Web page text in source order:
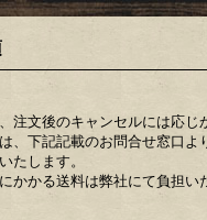
注文後のキャンセルには応じ
、下記記載のお問合せ窓口よ
たします。
かかる送料は弊社にて負担い